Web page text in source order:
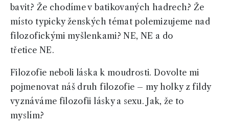
bavit? Že chodíme v batikovaných hadrech? Že
místo typicky ženských témat polemizujeme nad
filozofickými myšlenkami? NE, NE a do
třetice NE.
Filozofie neboli láska k moudrosti. Dovolte mi
pojmenovat náš druh filozofie – my holky z fildy
vyznáváme filozofii lásky a sexu. Jak, že to
myslím?